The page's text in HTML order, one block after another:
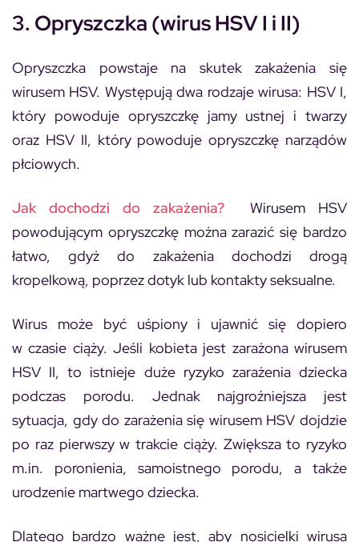
3. Opryszczka (wirus HSV I i II)
Opryszczka powstaje na skutek zakażenia się
wirusem HSV. Występują dwa rodzaje wirusa: HSV I,
który powoduje opryszczkę jamy ustnej i twarzy
oraz HSV II, który powoduje opryszczkę narządów
płciowych.
Jak dochodzi do zakażenia?
Wirusem HSV
powodującym opryszczkę można zarazić się bardzo
łatwo, gdyż do zakażenia dochodzi drogą
kropelkową, poprzez dotyk lub kontakty seksualne.
Wirus może być uśpiony i ujawnić się dopiero
w czasie ciąży. Jeśli kobieta jest zarażona wirusem
HSV II, to istnieje duże ryzyko zarażenia dziecka
podczas porodu. Jednak najgroźniejsza jest
sytuacja, gdy do zarażenia się wirusem HSV dojdzie
po raz pierwszy w trakcie ciąży. Zwiększa to ryzyko
m.in. poronienia, samoistnego porodu, a także
urodzenie martwego dziecka.
Dlatego bardzo ważne jest, aby nosicielki wirusa